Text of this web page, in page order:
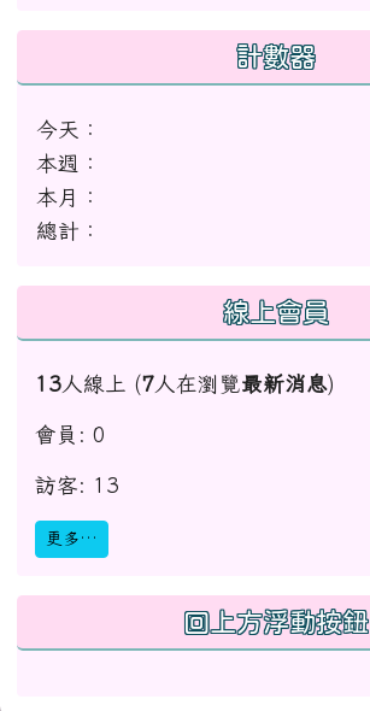
計數器
今天：
本週：
本月：
總計：
線上會員
13 人線上 (7 人在瀏覽最新消息)
會員: 0
訪客: 13
更多…
回上方浮動按鈕